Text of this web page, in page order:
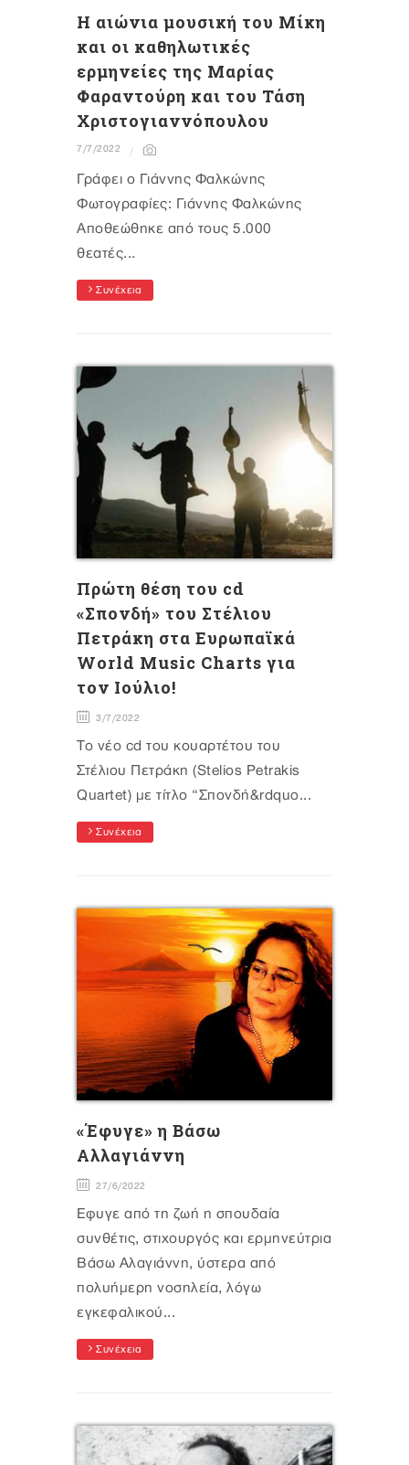
Η αιώνια μουσική του Μίκη
και οι καθηλωτικές
ερμηνείες της Μαρίας
Φαραντούρη και του Τάση
Χριστογιαννόπουλου
7/7/2022
Γράφει ο Γιάννης Φαλκώνης
Φωτογραφίες: Γιάννης Φαλκώνης
Αποθεώθηκε από τους 5.000
θεατές...
Συνέχεια
Πρώτη θέση του cd
«Σπονδή» του Στέλιου
Πετράκη στα Ευρωπαϊκά
World Music Charts για
τον Ιούλιο!
3/7/2022
Το νέο cd του κουαρτέτου του
Στέλιου Πετράκη (Stelios Petrakis
Quartet) με τίτλο “Σπονδή&rdquo...
Συνέχεια
«Έφυγε» η Βάσω
Αλλαγιάννη
27/6/2022
Έφυγε από τη ζωή η σπουδαία
συνθέτις, στιχουργός και ερμηνεύτρια
Βάσω Αλαγιάννη, ύστερα από
πολυήμερη νοσηλεία, λόγω
εγκεφαλικού...
Συνέχεια